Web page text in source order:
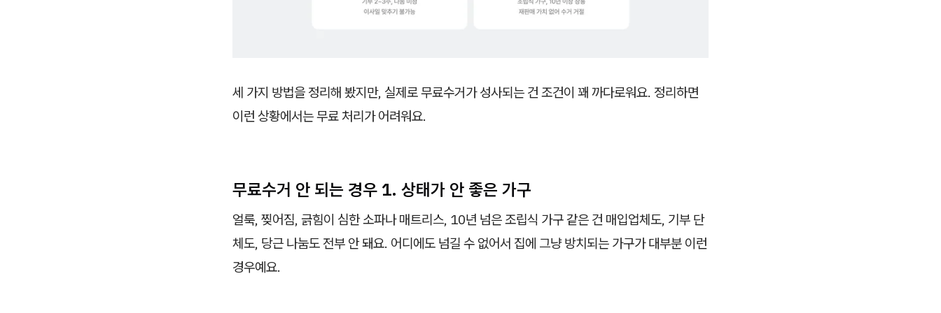
세 가지 방법을 정리해 봤지만, 실제로 무료수거가 성사되는 건 조건이 꽤 까다로워요. 정리하면
이런 상황에서는 무료 처리가 어려워요.
무료수거 안 되는 경우 1. 상태가 안 좋은 가구
얼룩, 찢어짐, 긁힘이 심한 소파나 매트리스, 10년 넘은 조립식 가구 같은 건 매입업체도, 기부 단
체도, 당근 나눔도 전부 안 돼요. 어디에도 넘길 수 없어서 집에 그냥 방치되는 가구가 대부분 이런
경우예요.